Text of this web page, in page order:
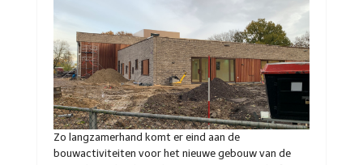
Zo langzamerhand komt er eind aan de
bouwactiviteiten voor het nieuwe gebouw van de